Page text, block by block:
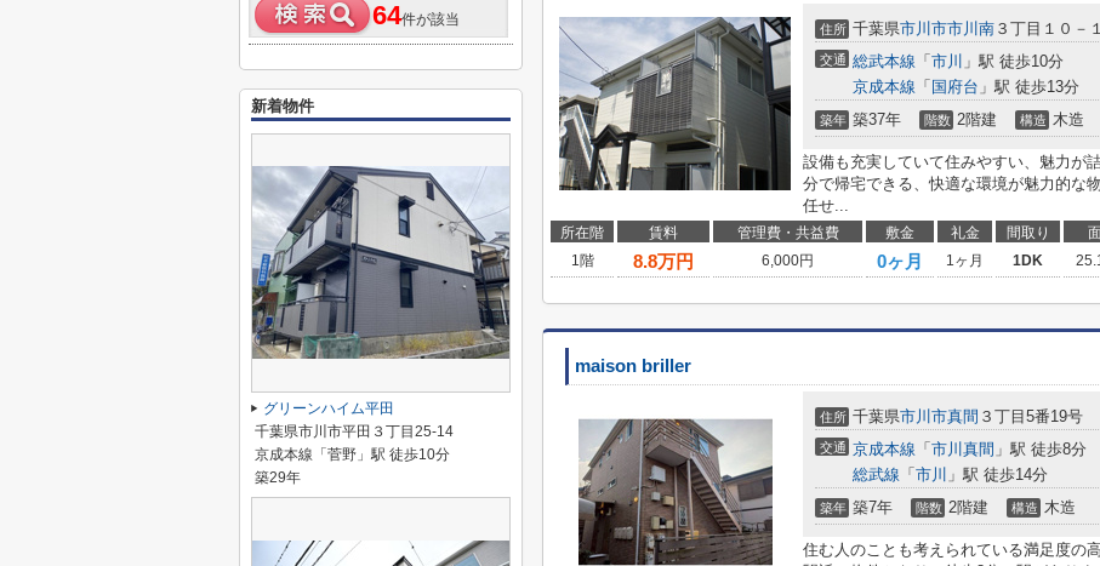
住所 千葉県市川市市川南 ３丁目１０－
交通 総武本線 「 市川 」駅 徒歩10分
京成本線 「 国府台 」駅 徒歩13分
築年 築37年 階数 2階建 構造 木造
設備も充実していて住みやすい、魅力が
分で帰宅できる、快適な環境が魅力的な
任せ...
所在階 賃料 管理費・共益費 敷金 礼金 間取り
1階
8.8万円 6,000円 0ヶ月 1ヶ月 1DK
maison briller
住所 千葉県市川市真間 ３丁目5番19号
交通 京成本線 「 市川真間 」駅 徒歩8分
総武線 「 市川 」駅 徒歩14分
築年 築7年 階数 2階建 構造 木造
住む人のことも考えられている満足度の
64件が該当
新着物件
グリーンハイム平田
千葉県市川市平田３丁目25-14
京成本線「菅野」駅 徒歩10分
築29年